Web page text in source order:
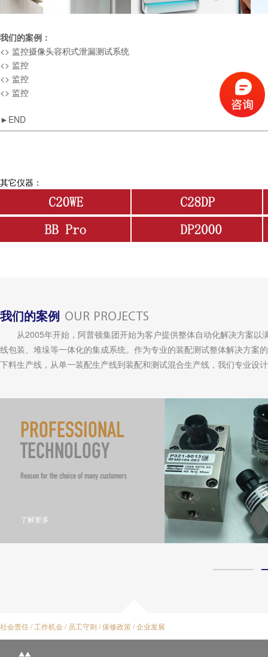
我们的案例：
<> 监控摄像头容积式泄漏测试系统
<> 监控
<> 监控
<> 监控
►END
其它仪器：
我们的案例 OUR PROJECTS
从2005年开始，阿普顿集团开始为客户提供整体自动化解决方案以
线包装、堆垛等一体化的集成系统。作为专业的装配测试整体解决方案
下料生产线，从单一装配生产线到装配和测试混合生产线，我们专业设
PROFESSIONAL
TECHNOLOGY
Reason for the choice of many customers
了解更多
新能源汽车，一个新兴的产业，一个必
将会代替传统能源汽车的时代来临
卫浴行业！一个沉稳的泄漏测试行
社会责任/工作机会/ 员工守则/保修政策/企业发展